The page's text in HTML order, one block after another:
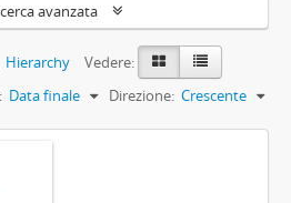
avanzata
Hierarchy
Vedere:
Data finale Direzione: Crescente